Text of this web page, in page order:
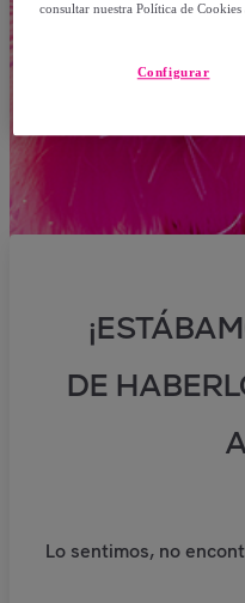
DE
Lo sentimos, no
consultar nuestra Política de Cookies
Configurar